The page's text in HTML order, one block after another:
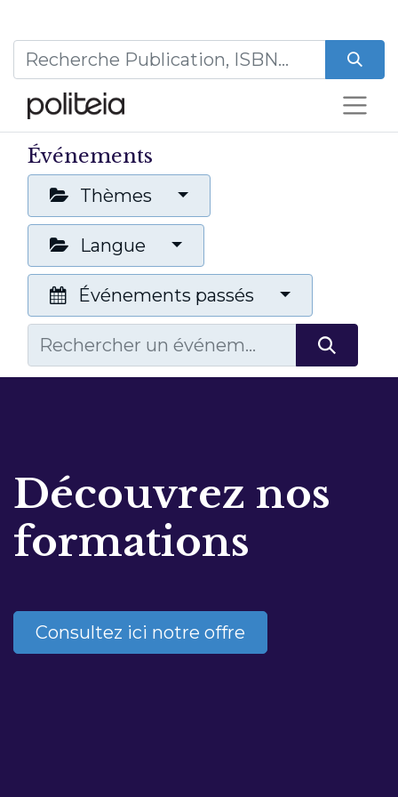
Événements
Thèmes
Langue
Événements passés
Découvrez nos
formations
Consultez ici notre offre